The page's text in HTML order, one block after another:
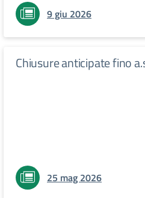
9 giu 2026
Chiusure anticipate fino
25 mag 2026